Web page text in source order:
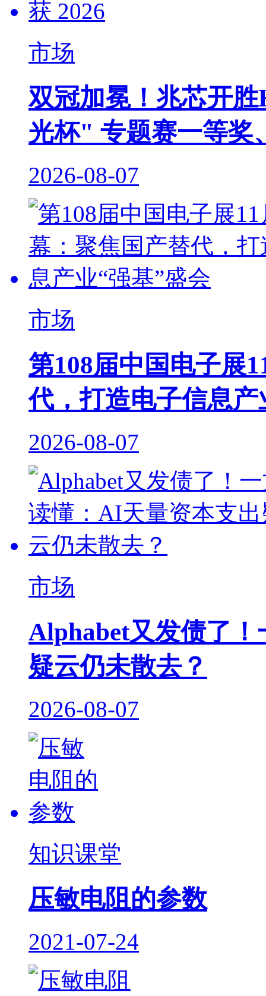
市场
双冠加冕！兆芯开胜
光杯" 专题赛一等奖
2026-08-07
市场
第108届中国电子展
代，打造电子信息产
2026-08-07
市场
Alphabet又发债了
疑云仍未散去？
2026-08-07
知识课堂
压敏电阻的参数
2021-07-24